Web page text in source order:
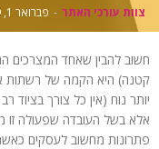
צוות עורכי האתר - פברואר 1, 2019
חשוב להבין שאחד המצרכים
קטנה) היא הקמה של רשתות
יותר נוח (אין כל צורך בציוד
אלא בשל העובדה שפעולה זו
פתרונות מחשוב לעסקים